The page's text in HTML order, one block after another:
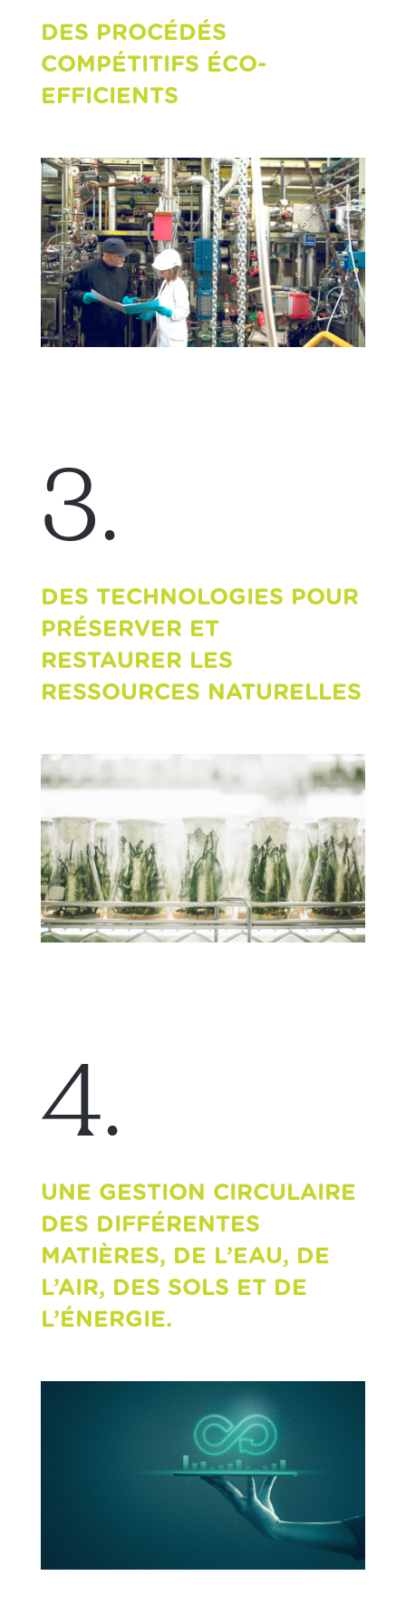
DES PROCÉDÉS
COMPÉTITIFS ÉCO-
EFFICIENTS
3.
DES TECHNOLOGIES POUR
PRÉSERVER ET
RESTAURER LES
RESSOURCES NATURELLES
4.
UNE GESTION CIRCULAIRE
DES DIFFÉRENTES
MATIÈRES, DE L’EAU, DE
L’AIR, DES SOLS ET DE
L’ÉNERGIE.